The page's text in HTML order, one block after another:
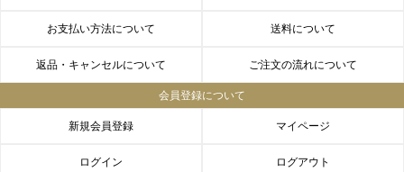
お支払い方法について 送料について
返品・キャンセルについて ご注文の流れについて
会員登録について
新規会員登録 マイページ
ログイン ログアウト